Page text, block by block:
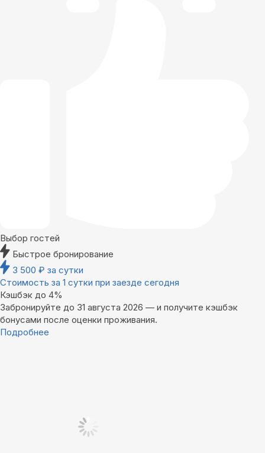
Выбор гостей
Быстрое бронирование
3 500 ₽ за сутки
Стоимость за 1 сутки при заезде сегодня
Кэшбэк до 4%
Забронируйте до 31 августа 2026 — и получите кэшбэк
бонусами после оценки проживания.
Подробнее